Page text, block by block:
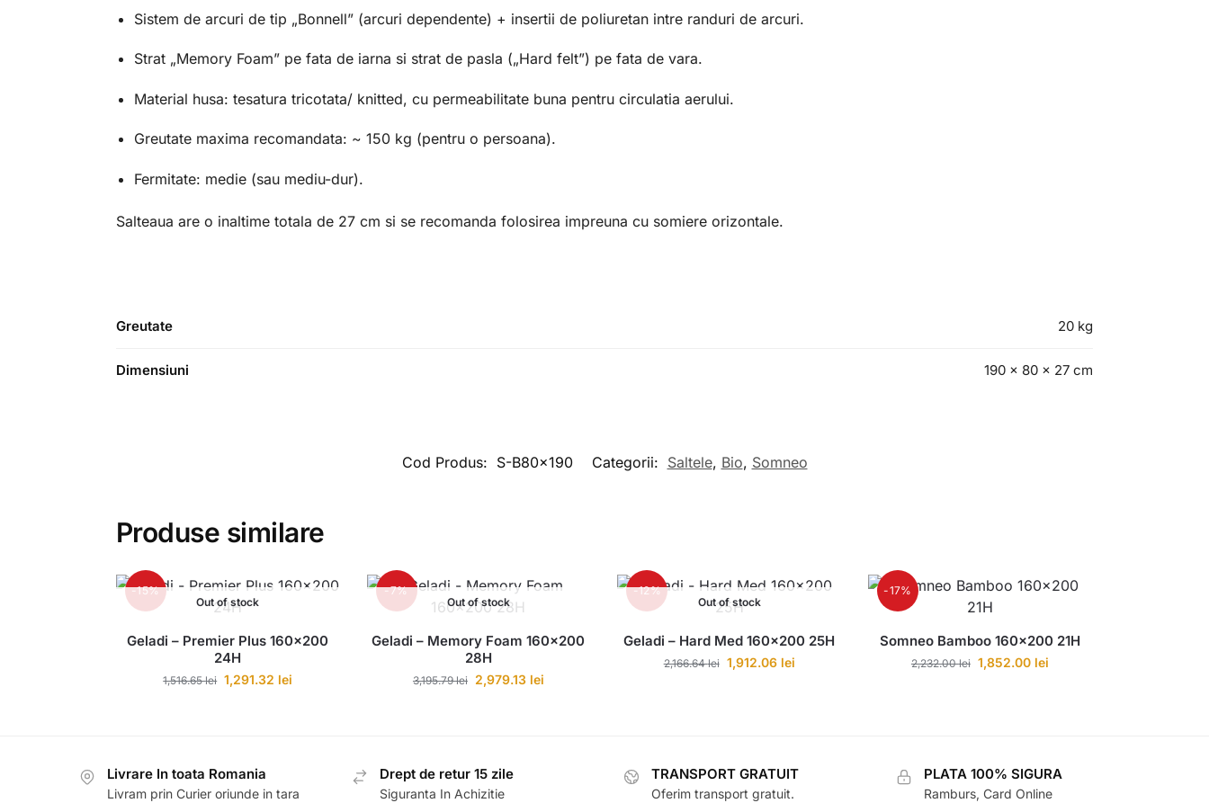
Sistem de arcuri de tip „Bonnell” (arcuri dependente) + insertii de poliuretan intre randuri de arcuri.
Strat „Memory Foam” pe fata de iarna si strat de pasla („Hard felt”) pe fata de vara.
Material husa: tesatura tricotata/ knitted, cu permeabilitate buna pentru circulatia aerului.
Greutate maxima recomandata: ~ 150 kg (pentru o persoana).
Fermitate: medie (sau mediu-dur).
Salteaua are o inaltime totala de 27 cm si se recomanda folosirea impreuna cu somiere orizontale.
Greutate 20 kg
Dimensiuni 190 × 80 × 27 cm
Cod Produs: S-B80x190 Categorii: Saltele, Bio, Somneo
Produse similare
-15%
Out of stock
Geladi – Premier Plus 160×200
24H
1,516.65lei 1,291.32 lei
-7%
Out of stock
Geladi – Memory Foam 160×200
28H
3,195.79lei 2,979.13 lei
-12%
Out of stock
Geladi – Hard Med 160×200 25H
2,166.64lei 1,912.06 lei
-17%
Somneo Bamboo 160×200 21H
2,232.00lei 1,852.00 lei
Livrare In toata Romania
Livram prin Curier oriunde in tara
Drept de retur 15 zile
Siguranta In Achizitie
TRANSPORT GRATUIT
Oferim transport gratuit.
PLATA 100% SIGURA
Ramburs, Card Online